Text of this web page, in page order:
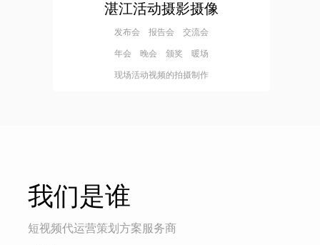
湛江活动摄影摄像
发布会 报告会 交流会
年会 晚会 颁奖 暖场
现场活动视频的拍摄制作
我们是谁
短视频代运营策划方案服务商